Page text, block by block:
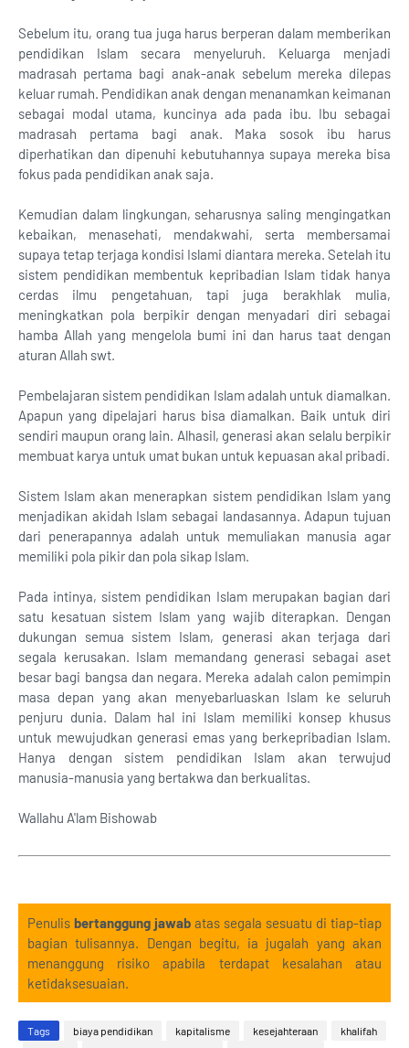
Sebelum itu, orang tua juga harus berperan dalam memberikan
pendidikan Islam secara menyeluruh. Keluarga menjadi
madrasah pertama bagi anak-anak sebelum mereka dilepas
keluar rumah. Pendidikan anak dengan menanamkan keimanan
sebagai modal utama, kuncinya ada pada ibu. Ibu sebagai
madrasah pertama bagi anak. Maka sosok ibu harus
diperhatikan dan dipenuhi kebutuhannya supaya mereka bisa
fokus pada pendidikan anak saja.
Kemudian dalam lingkungan, seharusnya saling mengingatkan
kebaikan, menasehati, mendakwahi, serta membersamai
supaya tetap terjaga kondisi Islami diantara mereka. Setelah itu
sistem pendidikan membentuk kepribadian Islam tidak hanya
cerdas ilmu pengetahuan, tapi juga berakhlak mulia,
meningkatkan pola berpikir dengan menyadari diri sebagai
hamba Allah yang mengelola bumi ini dan harus taat dengan
aturan Allah swt.
Pembelajaran sistem pendidikan Islam adalah untuk diamalkan.
Apapun yang dipelajari harus bisa diamalkan. Baik untuk diri
sendiri maupun orang lain. Alhasil, generasi akan selalu berpikir
membuat karya untuk umat bukan untuk kepuasan akal pribadi.
Sistem Islam akan menerapkan sistem pendidikan Islam yang
menjadikan akidah Islam sebagai landasannya. Adapun tujuan
dari penerapannya adalah untuk memuliakan manusia agar
memiliki pola pikir dan pola sikap Islam.
Pada intinya, sistem pendidikan Islam merupakan bagian dari
satu kesatuan sistem Islam yang wajib diterapkan. Dengan
dukungan semua sistem Islam, generasi akan terjaga dari
segala kerusakan. Islam memandang generasi sebagai aset
besar bagi bangsa dan negara. Mereka adalah calon pemimpin
masa depan yang akan menyebarluaskan Islam ke seluruh
penjuru dunia. Dalam hal ini Islam memiliki konsep khusus
untuk mewujudkan generasi emas yang berkepribadian Islam.
Hanya dengan sistem pendidikan Islam akan terwujud
manusia-manusia yang bertakwa dan berkualitas.
Wallahu A'lam Bishowab
Penulis bertanggung jawab atas segala sesuatu di tiap-tiap
bagian tulisannya. Dengan begitu, ia jugalah yang akan
menanggung risiko apabila terdapat kesalahan atau
ketidaksesuaian.
Tags biaya pendidikan kapitalisme kesejahteraan
khalifah